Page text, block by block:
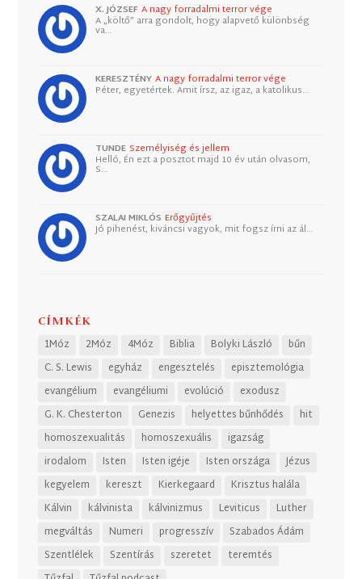
X. JÓZSEF A nagy forradalmi terror vége
A „költő” arra gondolt, hogy alapvető különbség
va…
KERESZTÉNY A nagy forradalmi terror vége
Péter, egyetértek. Amit írsz, az igaz, a katolikus…
TUNDE Személyiség és jellem
Helló, Én ezt a posztot majd 10 év után olvasom,
S…
SZALAI MIKLÓS Erőgyűjtés
Jó pihenést, kiváncsi vagyok, mit fogsz írni az ál…
CÍMKÉK
1Móz 2Móz 4Móz Biblia Bolyki László
bűn
C. S. Lewis
egyház engesztelés
episztemológia
evangélium
evangéliumi evolúció
exodusz
G. K. Chesterton
Genezis helyettes bűnhődés
hit
homoszexualitás
homoszexuális
igazság
irodalom
Isten Isten igéje Isten országa
Jézus
kegyelem
kereszt Kierkegaard
Krisztus halála
Kálvin
kálvinista kálvinizmus Leviticus
Luther
megváltás
Numeri progresszív
Szabados Ádám
Szentlélek
Szentírás szeretet
teremtés